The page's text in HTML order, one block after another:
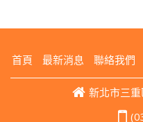
首頁 最新消息 聯絡我們
新北市三